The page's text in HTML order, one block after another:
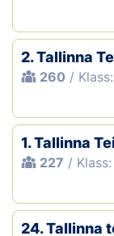
2. Tallinna
260 /
1. Tallinna
227 /
24. Tallinna